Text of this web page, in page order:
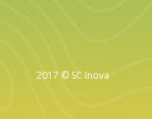
2017 © SC Inova